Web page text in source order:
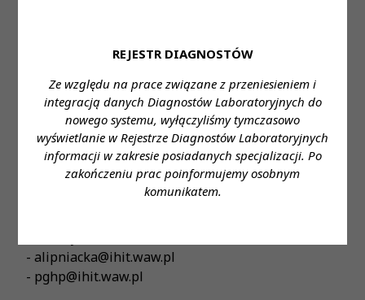
REJESTR DIAGNOSTÓW
Ze względu na prace związane z przeniesieniem i
integracją danych Diagnostów Laboratoryjnych do
nowego systemu, wyłączyliśmy tymczasowo
wyświetlanie w Rejestrze Diagnostów Laboratoryjnych
informacji w zakresie posiadanych specjalizacji. Po
zakończeniu prac poinformujemy osobnym
komunikatem.
- Umowę o pracę na pełny etat.
- Pracę w renomowanej placówce medycznej.
- Ciekawą pracę w zespole diagnostyczno-
naukowym.
- Możliwość rozwoju kompetencji zawodowych.
- Możliwość rozwoju naukowego.
- alipniacka@ihit.waw.pl
- pghp@ihit.waw.pl